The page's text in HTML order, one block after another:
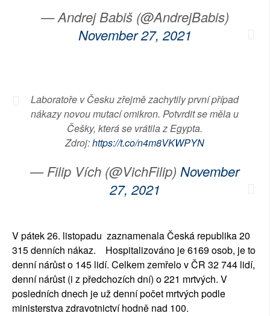
— Andrej Babiš (@AndrejBabis)
November 27, 2021
Laboratoře v Česku zřejmě zachytily první případ
nákazy novou mutací omikron. Potvrdit se měla u
Češky, která se vrátila z Egypta.
Zdroj:https://t.co/n4m8VKWPYN
— Filip Vích (@VichFilip) November
27, 2021
V pátek 26. listopadu zaznamenala Česká republika 20
315 denních nákaz. Hospitalizováno je 6169 osob, je to
denní nárůst o 145 lidí. Celkem zemřelo v ČR 32 744 lidí,
denní nárůst (i z předchozích dní) o 221 mrtvých. V
posledních dnech je už denní počet mrtvých podle
ministerstva zdravotnictví hodně nad 100.